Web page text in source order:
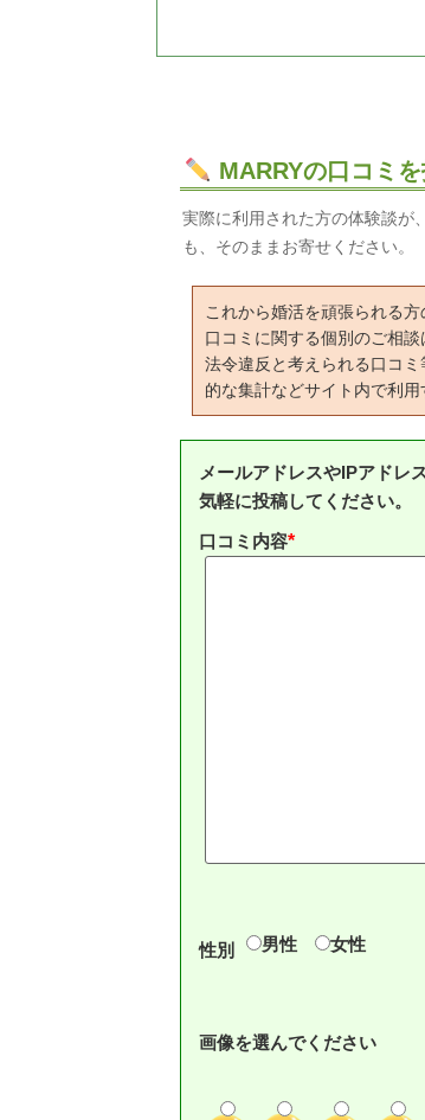
MARRYの口コミ
実際に利用された方の体験談が
も、そのままお寄せください。
これから婚活を頑張られる
口コミに関する個別のご相談
法令違反と考えられる口コ
的な集計などサイト内で利用
メールアドレスやIPアドレ
気軽に投稿してください。
口コミ内容*
性別 男性 女性
画像を選んでください